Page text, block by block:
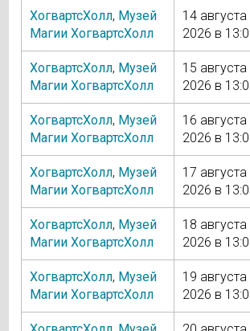
ХогвартсХолл, Музей
Магии ХогвартсХолл
14 августа
2026 в
ХогвартсХолл, Музей
Магии ХогвартсХолл
15 августа
2026 в
ХогвартсХолл, Музей
Магии ХогвартсХолл
16 августа
2026 в
ХогвартсХолл, Музей
Магии ХогвартсХолл
17 августа
2026 в
ХогвартсХолл, Музей
Магии ХогвартсХолл
18 августа
2026 в
ХогвартсХолл, Музей
Магии ХогвартсХолл
19 августа
2026 в